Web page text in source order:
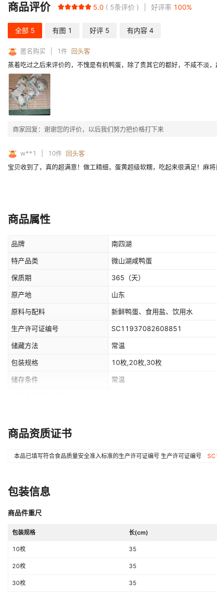
商品评价 5.0 5条评价 好评率 100%
全部 5 有图 1 好评 5 有内容 4
匿名购买 1件 回头客
蒸着吃过之后来评价的，不愧是有机鸭蛋，除了贵其它的都好，不咸不淡
商家回复： 谢谢您的评价，以后我们努力把价格打下来
w**1 10件 回头客
宝贝收到了，真的超满意！做工精细，蛋黄超级软糯，吃起来很满足！麻
商品属性
品牌 南四湖
特产品类 微山湖咸鸭蛋
保质期 365 （天）
原产地 山东
原料与配料 新鲜鸭蛋、食用盐、饮用水
生产许可证编号 SC11937082608851
储藏方法 常温
包装规格 10枚,20枚,30枚
储存条件 常温
商品资质证书
本品已填写符合食品质量安全准入标准的生产许可证编号 生产许可证编号
包装信息
商品件重尺
包装规格 长(cm)
10枚 35
20枚 35
30枚 35